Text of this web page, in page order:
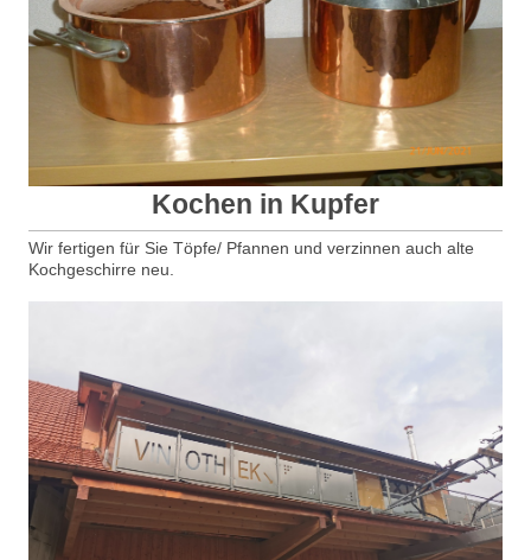
Kochen in Kupfer
Wir fertigen für Sie Töpfe/ Pfannen und verzinnen auch alte
Kochgeschirre neu.